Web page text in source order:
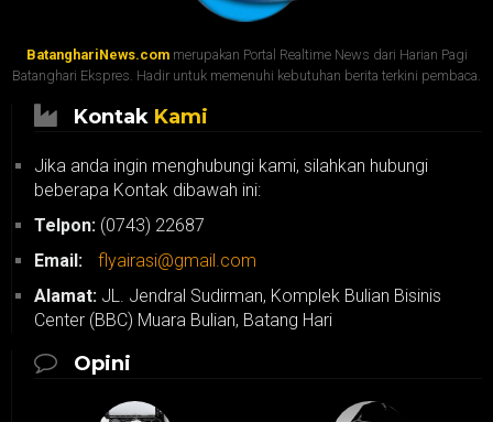
BatanghariNews.commerupakan Portal Realtime News dari Harian Pagi
Batanghari Ekspres. Hadir untuk memenuhi kebutuhan berita terkini pembaca.
Kontak Kami
Jika anda ingin menghubungi kami, silahkan hubungi
beberapa Kontak dibawah ini:
Telpon: (0743) 22687
Email:
flyairasi@gmail.com
Alamat: JL. Jendral Sudirman, Komplek Bulian Bisinis
Center (BBC) Muara Bulian, Batang Hari
Opini